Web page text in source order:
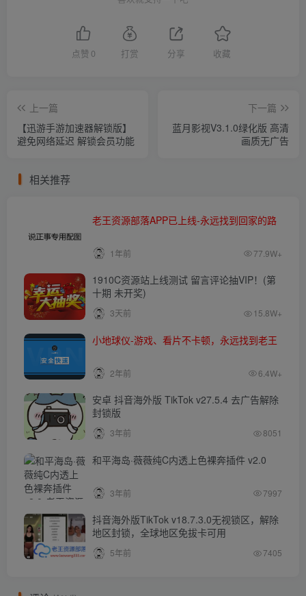
点赞 0 打赏 分享 收藏
上一篇
【迅游手游加速器解锁版】
避免网络延迟 解锁会员功能
下一篇
蓝月影视V3.1.0绿化版 高清
画质无广告
相关推荐
老王资源部落APP已上线-永远找到回家的路
1年前 77.9W+
1910C资源站上线测试 留言评论抽VIP！(第
十期 未开奖)
3天前 15.8W+
小地球仪-游戏、看片不卡顿，永远找到老王
2年前 6.4W+
安卓 抖音海外版 TikTok v27.5.4 去广告解除
封锁版
3年前 8051
和平海岛·薇薇纯C内透上色裸奔插件 v2.0
3年前 7997
抖音海外版TikTok v18.7.3.0无视锁区，解除
地区封锁，全球地区免拔卡可用
5年前 7405